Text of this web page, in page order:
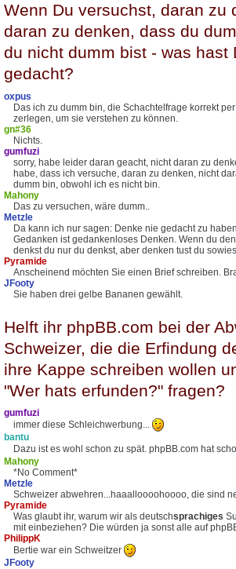
Wenn Du versuchst, daran zu
daran zu denken, dass du
du nicht dumm bist - was hast
gedacht?
oxpus
Das ich zu dumm bin, die Schachtelfrage korrekt
zerlegen, um sie verstehen zu können.
gn#36
Nichts.
gumfuzi
sorry, habe leider daran geacht, nicht daran zu
habe, dass ich versuche, daran zu denken, nicht
dumm bin, obwohl ich es nicht bin.
Mahony
Das zu versuchen, wäre dumm..
Metzle
Da kann ich nur sagen: Denke nie gedacht zu
Gedanken ist gedankenloses Denken. Wenn du
denkst du nur du denkst, aber denken tust du
Pyramide
Anscheinend möchten Sie einen Brief schreiben.
JFooty
Sie haben drei gelbe Bananen gewählt.
Helft ihr phpBB.com bei der
Schweizer, die die Erfindung
ihre Kappe schreiben wollen
"Wer hats erfunden?" fragen?
gumfuzi
immer diese Schleichwerbung...
bantu
Dazu ist es wohl schon zu spät. phpBB.com hat
Mahony
*No Comment*
Metzle
Schweizer abwehren...haaalloooohoooo, die sind
Pyramide
Was glaubt ihr, warum wir als deutschsprachiges
mit einbeziehen? Die würden ja sonst alle auf
PhilippK
Bertie war ein Schweitzer
JFooty